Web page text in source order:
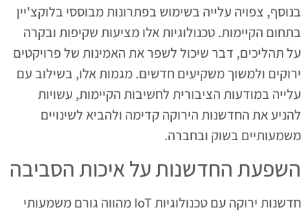
בנוסף, צפויה עלייה בשימוש בפתרונות מבוססי בלוקצ'יין
בתחום הקיימות. טכנולוגיות אלו מציעות שקיפות ובקרה
על תהליכים, דבר שיכול לשפר את האמינות של פרויקטים
ירוקים ולמשוך משקיעים חדשים. מגמות אלו, בשילוב עם
עלייה במודעות הציבורית לחשיבות הקיימות, עשויות
להניע את החדשנות הירוקה קדימה ולהביא לשינויים
משמעותיים בשוק ובחברה.
השפעת החדשנות על איכות הסביבה
חדשנות ירוקה עם טכנולוגיות IoT מהווה גורם משמעותי